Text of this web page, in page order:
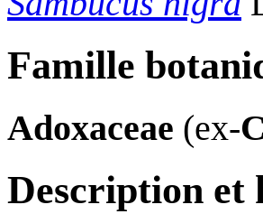
Famille
Adoxaceae (ex-
Description et